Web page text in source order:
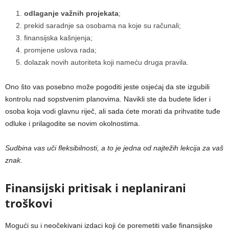
odlaganje važnih projekata;
prekid saradnje sa osobama na koje su računali;
finansijska kašnjenja;
promjene uslova rada;
dolazak novih autoriteta koji nameću druga pravila.
Ono što vas posebno može pogoditi jeste osjećaj da ste izgubili
kontrolu nad sopstvenim planovima. Navikli ste da budete lider i
osoba koja vodi glavnu riječ, ali sada ćete morati da prihvatite tuđe
odluke i prilagodite se novim okolnostima.
Sudbina vas uči fleksibilnosti, a to je jedna od najtežih lekcija za vaš
znak.
Finansijski pritisak i neplanirani
troškovi
Mogući su i neočekivani izdaci koji će poremetiti vaše finansijske